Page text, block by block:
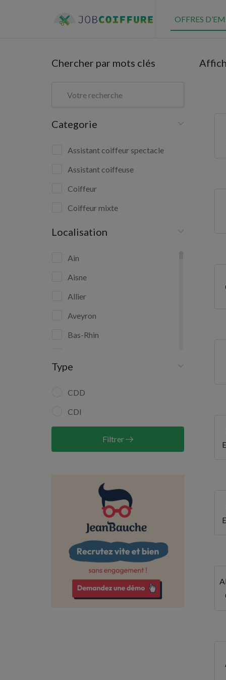
OFFRES
Chercher par mots clés
Categorie
Assistant coiffeur spectacle
Assistant coiffeuse
Coiffeur
Coiffeur mixte
Localisation
Ain
Aisne
Allier
Aveyron
Bas-Rhin
Calvados
Charente-Maritime
Côte-d'Or
Deux-Sèvres
Essonne
Finistère
Gironde
Type
CDD
CDI
Filtrer